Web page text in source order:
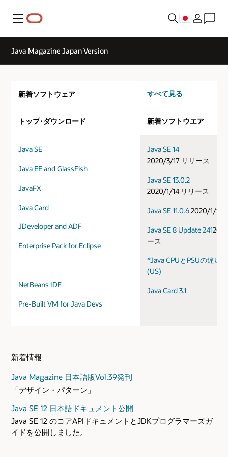
メニュー
Java Magazine Japan Version
新着ソフトウェア すべて見る
トップ･ダウンロード 新着ソフトウエア
Java SE
Java EE and GlassFish
JavaFX
Java Card
JDeveloper and ADF
Enterprise Pack for Eclipse
NetBeans IDE
Pre-Built VM for Java Devs
Java SE 14
2020/3/17 リリース
Java SE 13.0.2
2020/1/14 リリース
Java SE 11.0.62020/1/14
Java SE 8 Update 241
ース
*Java CPUとPSUの違い
(US)
Java Card 3.1
新着情報
Java Magazine 日本語版Vol.39発刊
「デザイン・パターン」
Java SE 12 日本語ドキュメント公開
Java SE 12 のコアAPIドキュメントとJDKプログラマーズガ
イドを公開しました。